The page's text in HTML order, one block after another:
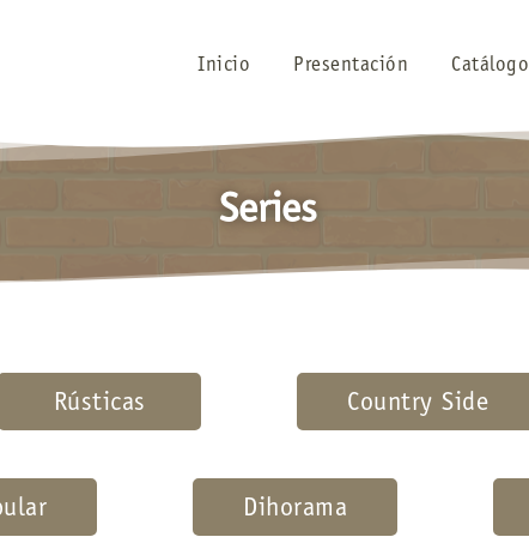
Inicio Presentación Catálogo
Series
Rústicas Country Side
Dihorama